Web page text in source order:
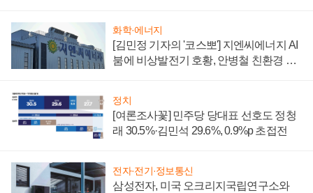
화학·에너지
[김민정 기자의 '코스뽀'] 지엔씨에너지 AI
붐에 비상발전기 호황, 안병철 친환경 에
정치
[여론조사꽃] 민주당 당대표 선호도 정청
래 30.5%·김민석 29.6%, 0.9%p 초접전
전자·전기·정보통신
삼성전자, 미국 오크리지국립연구소와